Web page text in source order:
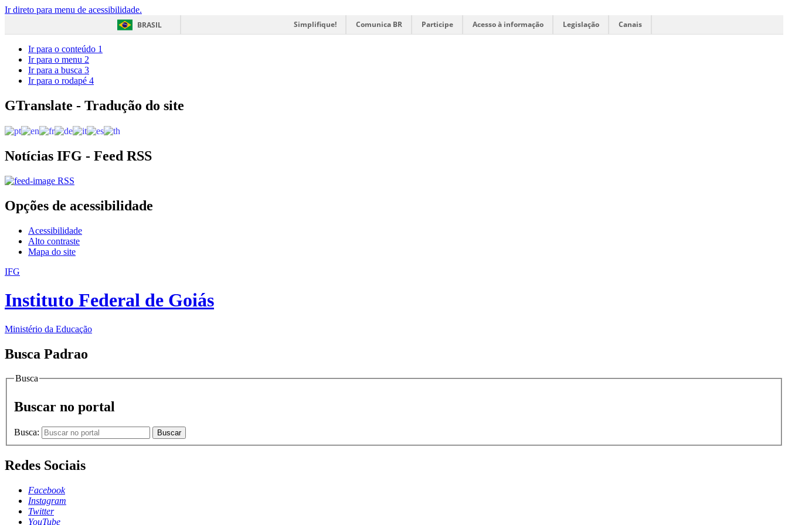
Ir direto para menu de acessibilidade.
BRASIL
Simplifique! Comunica BR Participe Acesso à informação Legislação Canais
Ir para o conteúdo 1
Ir para o menu 2
Ir para a busca 3
Ir para o rodapé 4
GTranslate - Tradução do site
Notícias IFG - Feed RSS
RSS
Opções de acessibilidade
Acessibilidade
Alto contraste
Mapa do site
IFG
Instituto Federal de Goiás
Ministério da Educação
Busca Padrao
Busca
Buscar no portal
Busca: Buscar
Redes Sociais
Facebook
Instagram
Twitter
YouTube